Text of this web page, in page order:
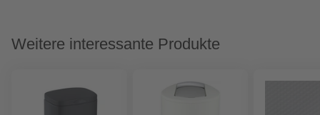
Weitere interessante Produkte